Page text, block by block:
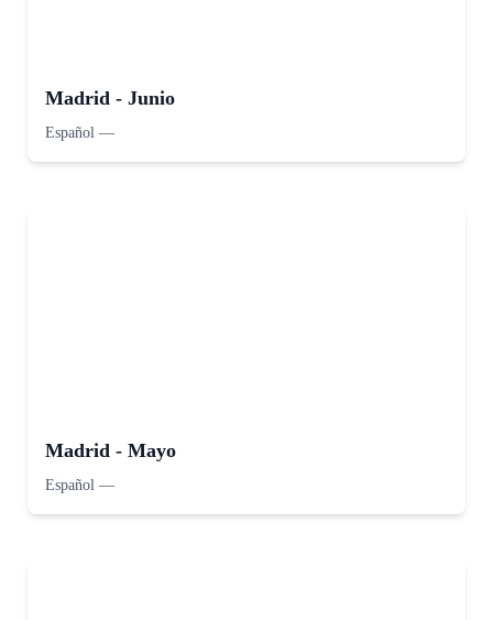
Madrid - Junio
Español —
Madrid - Mayo
Español —